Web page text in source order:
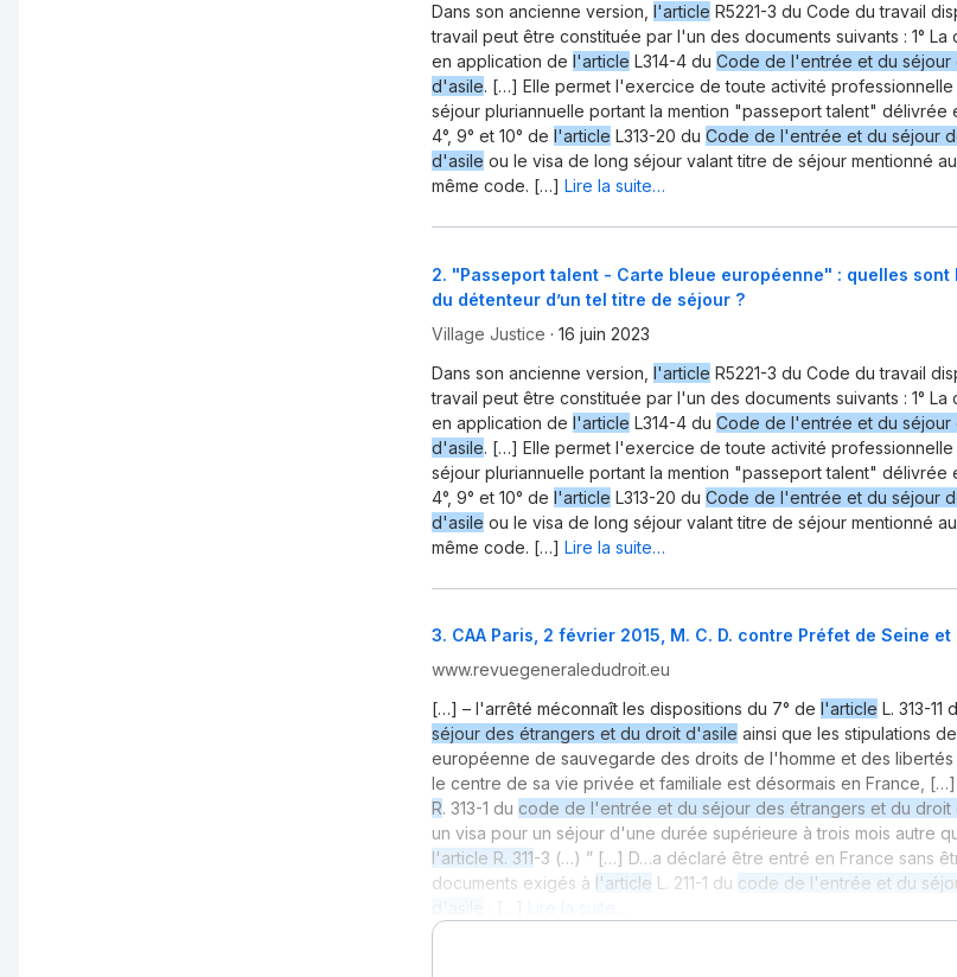
Dans son ancienne version, l'article R5221-3 du Code du travail
travail peut être constituée par l'un des documents suivants : 1°
en application de l'article L314-4 du Code de l'entrée et du
d'asile. […] Elle permet l'exercice de toute activité professionnelle
séjour pluriannuelle portant la mention "passeport talent" délivrée
4°, 9° et 10° de l'article L313-20 du Code de l'entrée et du séjour
d'asile ou le visa de long séjour valant titre de séjour mentionné
même code. […] Lire la suite…
2. "Passeport talent - Carte bleue européenne" : quelles
du détenteur d’un tel titre de séjour ?
Village Justice · 16 juin 2023
Dans son ancienne version, l'article R5221-3 du Code du travail
travail peut être constituée par l'un des documents suivants : 1°
en application de l'article L314-4 du Code de l'entrée et du
d'asile. […] Elle permet l'exercice de toute activité professionnelle
séjour pluriannuelle portant la mention "passeport talent" délivrée
4°, 9° et 10° de l'article L313-20 du Code de l'entrée et du séjour
d'asile ou le visa de long séjour valant titre de séjour mentionné
même code. […] Lire la suite…
3. CAA Paris, 2 février 2015, M. C. D. contre Préfet de Seine et
www.revuegeneraledudroit.eu
[…] – l'arrêté méconnaît les dispositions du 7° de l'article L. 313-11
séjour des étrangers et du droit d'asile ainsi que les stipulations de
européenne de sauvegarde des droits de l'homme et des
le centre de sa vie privée et familiale est désormais en France,
R. 313-1 du code de l'entrée et du séjour des étrangers et du droit
un visa pour un séjour d'une durée supérieure à trois mois autre
l'article R. 311-3 (…) ” […] D…a déclaré être entré en France sans
documents exigés à l'article L. 211-1 du code de l'entrée et du
Lire la suite…